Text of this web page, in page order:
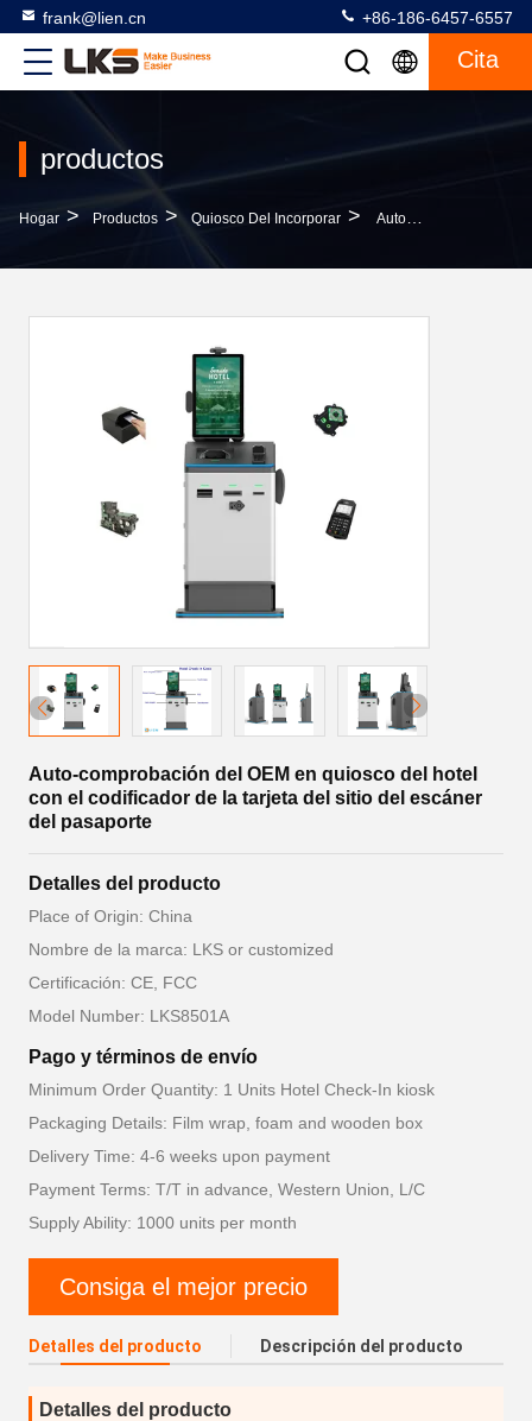
frank@lien.cn +86-186-6457-6557
Cita
productos
Hogar > Productos > Quiosco Del Incorporar > Auto-Comprobación Del OEM En Quiosco Del Hotel Con El Codificador De La Tarjeta Del Sitio Del Escáner Del Pasaporte
Auto-comprobación del OEM en quiosco del hotel
con el codificador de la tarjeta del sitio del escáner
del pasaporte
Detalles del producto
Place of Origin: China
Nombre de la marca: LKS or customized
Certificación: CE, FCC
Model Number: LKS8501A
Pago y términos de envío
Minimum Order Quantity: 1 Units Hotel Check-In kiosk
Packaging Details: Film wrap, foam and wooden box
Delivery Time: 4-6 weeks upon payment
Payment Terms: T/T in advance, Western Union, L/C
Supply Ability: 1000 units per month
Consiga el mejor precio
Detalles del producto Descripción del producto
Detalles del producto